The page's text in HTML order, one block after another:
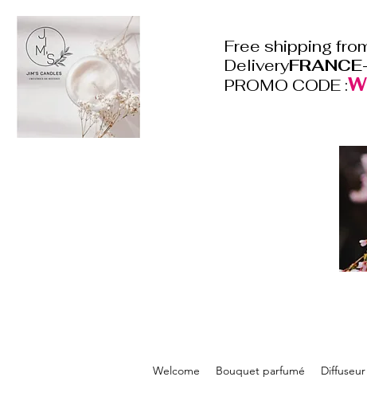
Free shipping
Delivery
PROMO CODE :
Welcome Bouquet parfumé